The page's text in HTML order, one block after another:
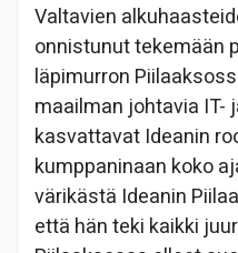
Valtavien
onnistunut tekemään
läpimurron
maailman johtavia IT-
kasvattavat Ideanin
kumppaninaan koko
värikästä Ideanin
että hän teki kaikki